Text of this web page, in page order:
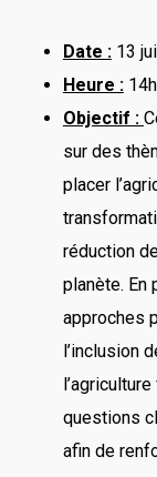
Date :13
Heure :
Objectif :
sur des
placer
réduction
planète. En
approches
l’inclusion
questions
afin de